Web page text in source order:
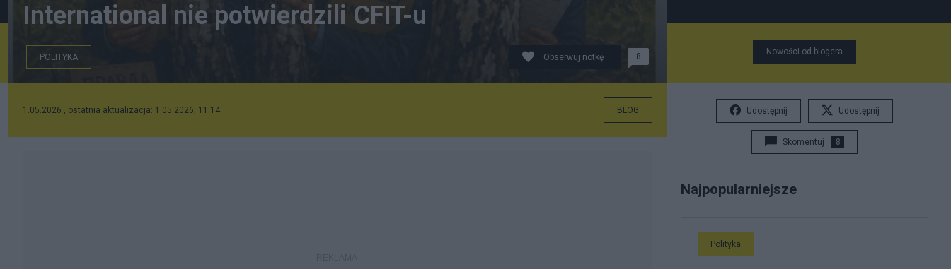
International nie potwierdzili CFIT-u
POLITYKA Obserwuj notkę 8
1.05.2026 , ostatnia aktualizacja: 1.05.2026, 11:14 BLOG
Nowości od blogera
Udostępnij Udostępnij
Skomentuj 8
Najpopularniejsze
Polityka